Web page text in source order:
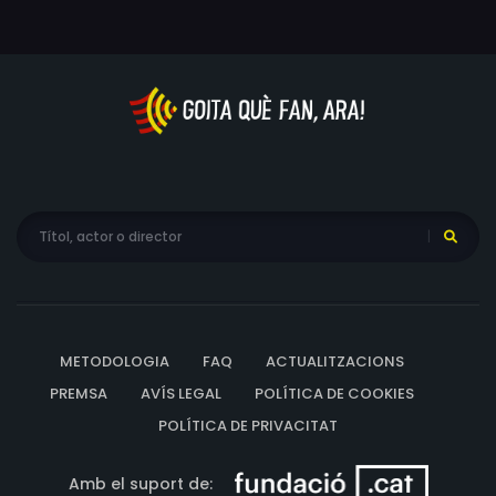
METODOLOGIA FAQ
ACTUALITZACIONS
PREMSA
AVÍS LEGAL
POLÍTICA DE COOKIES
POLÍTICA DE PRIVACITAT
Amb el suport de: